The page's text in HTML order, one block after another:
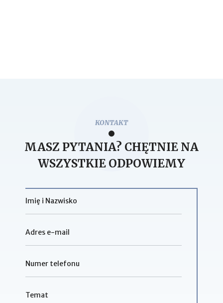
KONTAKT
MASZ PYTANIA? CHĘTNIE NA
WSZYSTKIE ODPOWIEMY